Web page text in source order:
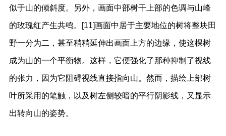
似于山的倾斜度。另外，画面中部树干上部的色调与山峰
的玫瑰红产生共鸣。[11]画面中居于主要地位的树将整块田
野一分为二，甚至稍稍延伸出画面上方的边缘，使这棵树
成为山的一个平衡物。这样，它便强化了那种抑制了视线
的张力，因为它阻碍视线直接指向山。然而，描绘上部树
叶所采用的笔触，以及树左侧较暗的平行阴影线，又显示
出转向山的姿势。